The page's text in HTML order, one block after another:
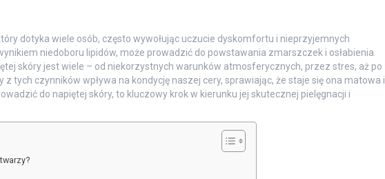
dotyka wiele osób, często wywołując uczucie dyskomfortu i nieprzyjemnych
niedoboru lipidów, może prowadzić do powstawania zmarszczek i osłabienia
skóry jest wiele – od niekorzystnych warunków atmosferycznych, przez stres, aż po
tych czynników wpływa na kondycję naszej cery, sprawiając, że staje się ona matowa i
do napiętej skóry, to kluczowy krok w kierunku jej skutecznej pielęgnacji i